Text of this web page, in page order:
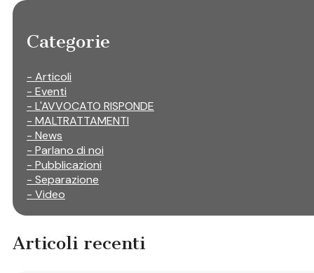
Categorie
- Articoli
- Eventi
- L'AVVOCATO RISPONDE
- MALTRATTAMENTI
- News
- Parlano di noi
- Pubblicazioni
- Separazione
- Video
Articoli recenti